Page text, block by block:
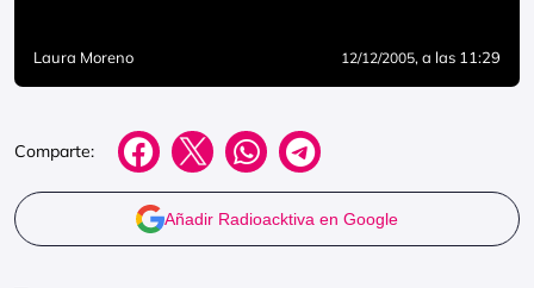
Laura Moreno 12/12/2005, a las 11:29
Comparte:
Añadir Radioacktiva en Google